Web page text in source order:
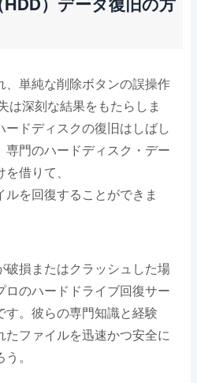
）データ復旧の方
、単純な削除ボタンの誤操作
は深刻な結果をもたらしま
ドディスクの復旧はしばし
専門のハードディスク・デー
借りて、
を回復することができま
破損またはクラッシュした場
のハードドライブ回復サー
す。彼らの専門知識と経験
たファイルを迅速かつ安全に
。